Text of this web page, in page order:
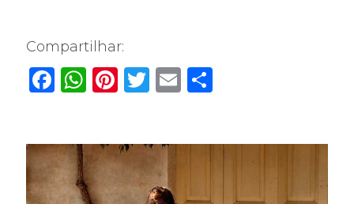
Compartilhar:
Facebook
WhatsApp
Pinterest
Twitter
Email